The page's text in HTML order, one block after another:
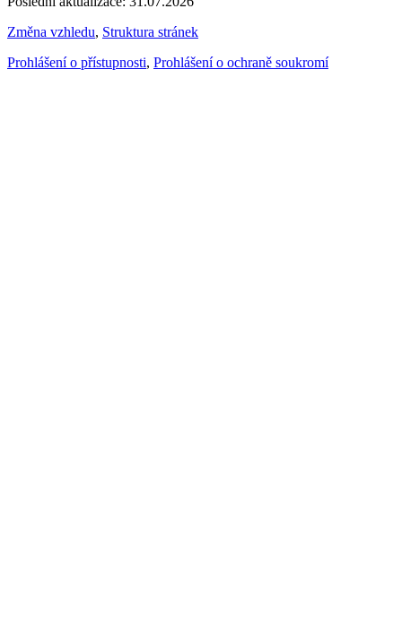
Změna vzhledu, Struktura stránek
Prohlášení o přístupnosti, Prohlášení o ochraně soukromí